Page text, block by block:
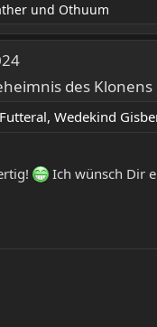
und Othuum
des
, Wedekind
Ich wünsch Dir